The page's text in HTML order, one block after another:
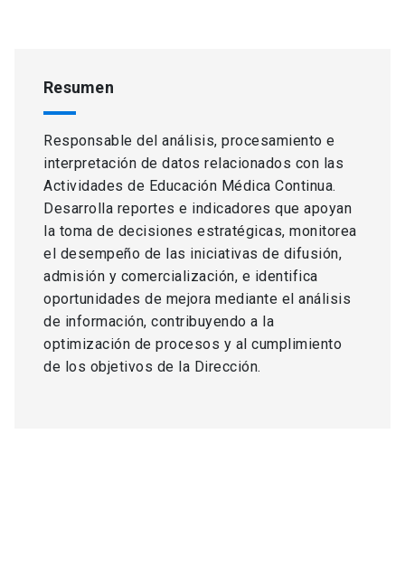
Resumen
Responsable del análisis, procesamiento e
interpretación de datos relacionados con las
Actividades de Educación Médica Continua.
Desarrolla reportes e indicadores que apoyan
la toma de decisiones estratégicas, monitorea
el desempeño de las iniciativas de difusión,
admisión y comercialización, e identifica
oportunidades de mejora mediante el análisis
de información, contribuyendo a la
optimización de procesos y al cumplimiento
de los objetivos de la Dirección.